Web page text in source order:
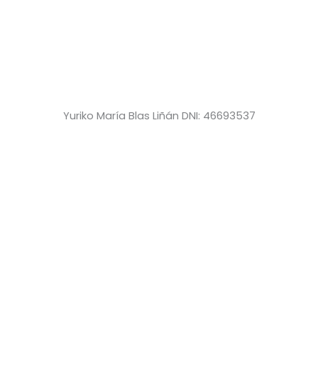
Yuriko María Blas Liñán DNI: 46693537